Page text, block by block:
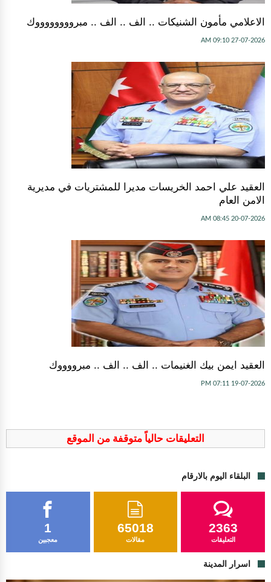
الاعلامي مأمون الشنيكات .. الف .. الف .. مبرووووووووك
27-07-2026 09:10 AM
العقيد علي احمد الخريسات مديرا للمشتريات في مديرية
الامن العام
20-07-2026 08:45 AM
العقيد ايمن بيك الغنيمات .. الف .. الف .. مبرووووك
19-07-2026 07:11 PM
التعليقات حالياً متوقفة من الموقع
البلقاء اليوم بالارقام
1
معجبين
65018
مقالات
2363
التعليقات
اسرار المدينة